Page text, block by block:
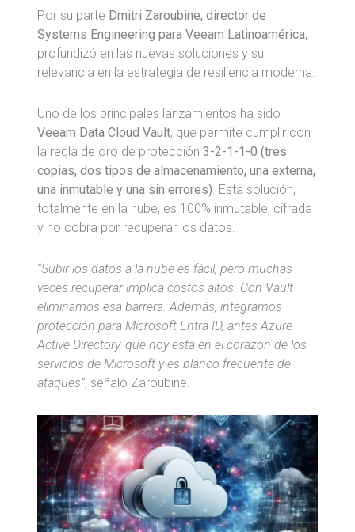
Por su parte Dmitri Zaroubine, director de
Systems Engineering para Veeam Latinoamérica,
profundizó en las nuevas soluciones y su
relevancia en la estrategia de resiliencia moderna.
Uno de los principales lanzamientos ha sido
Veeam Data Cloud Vault, que permite cumplir con
la regla de oro de protección3-2-1-1-0 (tres
copias, dos tipos de almacenamiento, una externa,
una inmutable y una sin errores). Esta solución,
totalmente en la nube, es 100% inmutable, cifrada
y no cobra por recuperar los datos.
“Subir los datos a la nube es fácil, pero muchas
veces recuperar implica costos altos. Con Vault
eliminamos esa barrera. Además, integramos
protección para Microsoft Entra ID, antes Azure
Active Directory, que hoy está en el corazón de los
servicios de Microsoft y es blanco frecuente de
ataques”, señaló Zaroubine.